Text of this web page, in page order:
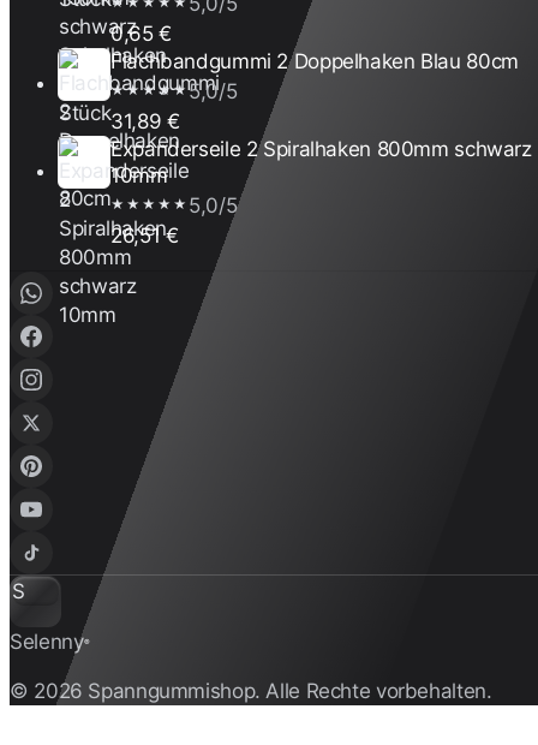
0,65 €
Flachbandgummi 2 Doppelhaken Blau 80cm
★★★★★5,0/5
31,89 €
Expanderseile 2 Spiralhaken 800mm schwarz
10mm
★★★★★ 5,0/5
26,51 €
S
Selenny®
© 2026 Spanngummishop. Alle Rechte vorbehalten.